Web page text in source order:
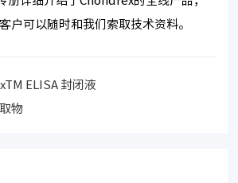
户可以随时和我们索取技术资料。
ELISA 封闭液
物